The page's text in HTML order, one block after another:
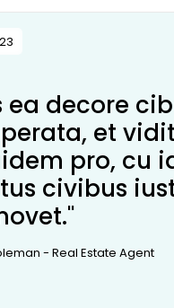
ea decore
et vidit
pro, cu
civibus
- Real Estate Agent